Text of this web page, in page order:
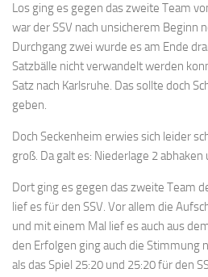
Los ging es gegen das zweite Team
war der SSV nach unsicherem Beginn
Durchgang zwei wurde es am Ende
Satzbälle nicht verwandelt werden
Satz nach Karlsruhe. Das sollte doch
geben.
Doch Seckenheim erwies sich leider
groß. Da galt es: Niederlage 2
Dort ging es gegen das zweite Team
lief es für den SSV. Vor allem die
und mit einem Mal lief es auch aus
den Erfolgen ging auch die Stimmung
als das Spiel 25:20 und 25:20 für den